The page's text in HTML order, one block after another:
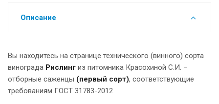
Описание
Вы находитесь на странице технического (винного) сорта
винограда Рислинг из питомника Красохиной С.И. –
отборные саженцы (первый сорт), соответствующие
требованиям ГОСТ 31783-2012.